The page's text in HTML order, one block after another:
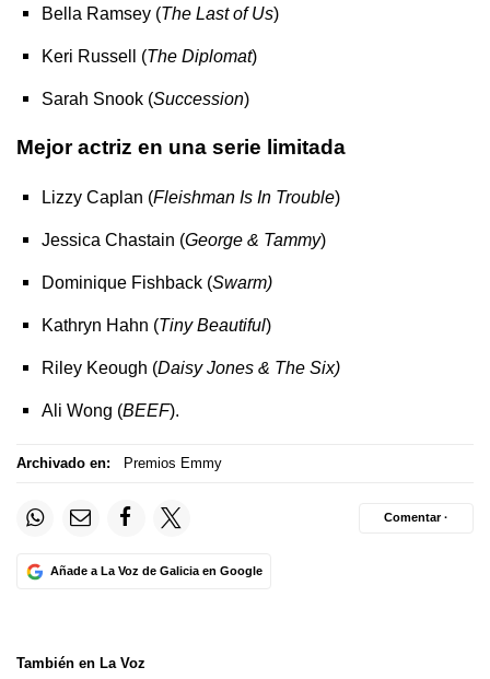
Bella Ramsey (The Last of Us)
Keri Russell (The Diplomat)
Sarah Snook (Succession)
Mejor actriz en una serie limitada
Lizzy Caplan (Fleishman Is In Trouble)
Jessica Chastain (George & Tammy)
Dominique Fishback (Swarm)
Kathryn Hahn (Tiny Beautiful)
Riley Keough (Daisy Jones & The Six)
Ali Wong (BEEF).
Archivado en: Premios Emmy
Añade a La Voz de Galicia en Google
Comentar ·
También en La Voz